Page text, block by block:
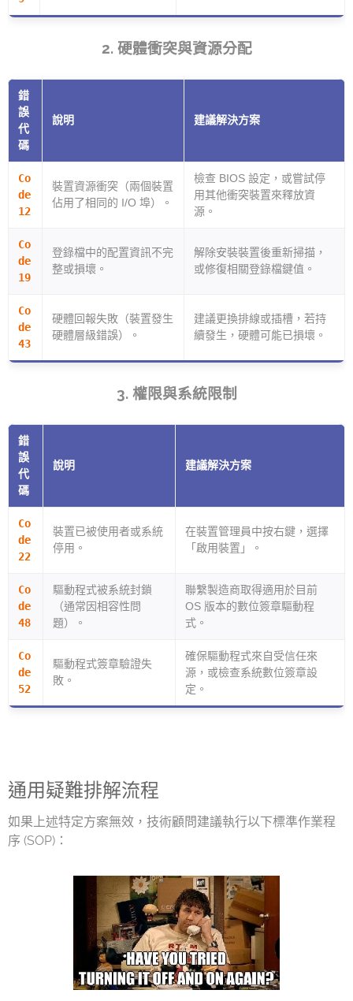
2. 硬體衝突與資源分配
錯
誤
代
碼
說明 建議解決方案
Co
de
12
裝置資源衝突（兩個裝置
佔用了相同的 I/O 埠）。
檢查 BIOS 設定，或嘗試停
用其他衝突裝置來釋放資
源。
Co
de
19
登錄檔中的配置資訊不完
整或損壞。
解除安裝裝置後重新掃描，
或修復相關登錄檔鍵值。
Co
de
43
硬體回報失敗（裝置發生
硬體層級錯誤）。
建議更換排線或插槽，若持
續發生，硬體可能已損壞。
3. 權限與系統限制
錯
誤
代
碼
說明 建議解決方案
Co
de
22
裝置已被使用者或系統
停用。
在裝置管理員中按右鍵，選擇
「啟用裝置」。
Co
de
48
驅動程式被系統封鎖
（通常因相容性問
題）。
聯繫製造商取得適用於目前
OS 版本的數位簽章驅動程
式。
Co
de
52
驅動程式簽章驗證失
敗。
確保驅動程式來自受信任來
源，或檢查系統數位簽章設
定。
通用疑難排解流程
如果上述特定方案無效，技術顧問建議執行以下標準作業程
序 (SOP)：